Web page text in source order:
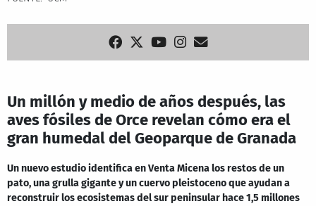
Un millón y medio de años después, las
aves fósiles de Orce revelan cómo era el
gran humedal del Geoparque de Granada
Un nuevo estudio identifica en Venta Micena los restos de un
pato, una grulla gigante y un cuervo pleistoceno que ayudan a
reconstruir los ecosistemas del sur peninsular hace 1,5 millones